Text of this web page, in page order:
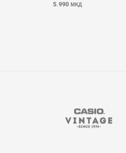
5.990 МКД